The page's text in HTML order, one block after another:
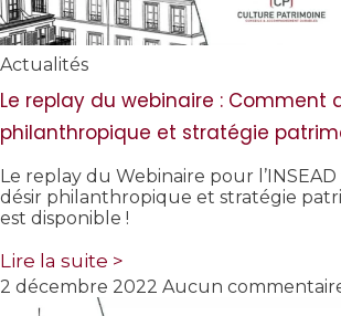
Actualités
Le replay du webinaire : Comment
philanthropique et stratégie
Le replay du Webinaire pour
désir philanthropique et stratégie
est disponible !
Lire la suite >
2 décembre 2022 Aucun